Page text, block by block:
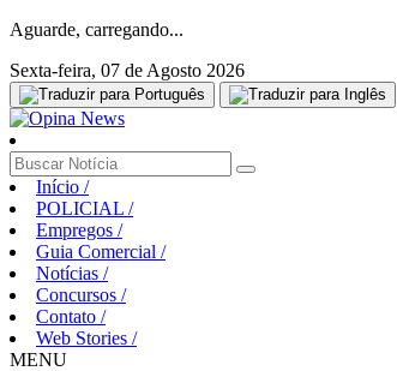
Aguarde, carregando...
Sexta-feira, 07 de Agosto 2026
Início /
POLICIAL /
Empregos /
Guia Comercial /
Notícias /
Concursos /
Contato /
Web Stories /
MENU